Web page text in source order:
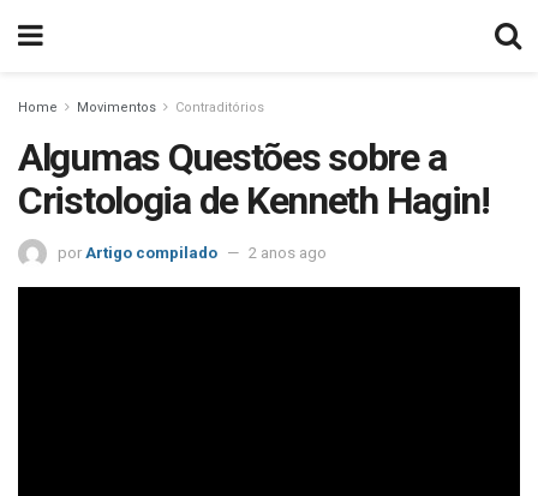
Home Movimentos Contraditórios
Algumas Questões sobre a
Cristologia de Kenneth Hagin!
por Artigo compilado 2 anos ago